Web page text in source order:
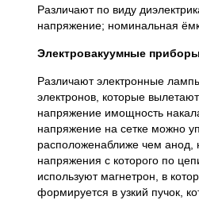
Различают по виду
напряжение; номинальная
Электровакуумные
Различают электронные
электронов, которые
напряжение имощность
напряжение на сетке можно
расположенаближе чем анод,
напряжения с которого по
используют магнетрон, в
формируется в узкий пучок,